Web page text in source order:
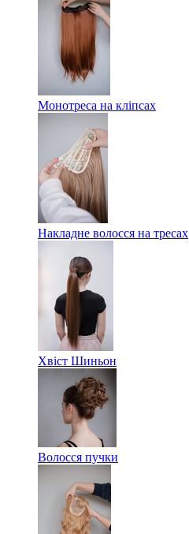
Монотреса на кліпсах
Накладне волосся на тресах
Хвіст Шиньон
Волосся пучки